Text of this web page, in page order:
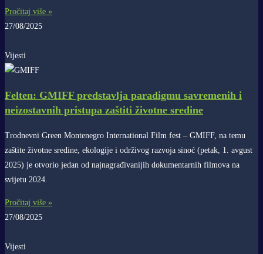
Pročitaj više »
27/08/2025
Vijesti
Felten: GMIFF predstavlja paradigmu savremenih i
neizostavnih pristupa zaštiti životne sredine
Trodnevni Green Montenegro International Film fest – GMIFF, na temu
zaštite životne sredine, ekologije i održivog razvoja sinoć (petak, 1. avgust
2025) je otvorio jedan od najnagrađivanijih dokumentarnih filmova na
svijetu 2024.
Pročitaj više »
27/08/2025
Vijesti